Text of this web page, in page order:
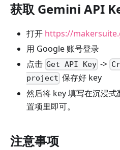
获取 Gemini API
打开 https://
用 Google 账号登录
点击 Get API Key ->
project 保存好 key
然后将 key 填写在沉浸
置项里即可。
注意事项